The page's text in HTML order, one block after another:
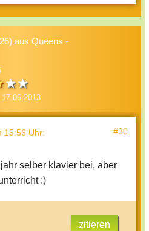
aus Queens -
15:56 Uhr: #30
selber klavier bei, aber
:)
zitieren